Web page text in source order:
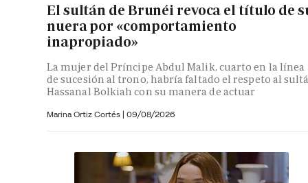
El sultán de Brunéi revoca el título de
nuera por «comportamiento
inapropiado»
La mujer del Príncipe Abdul Malik, cuarto en la línea
de sucesión al trono, habría faltado el respeto al
Hassanal Bolkiah con su manera de actuar
Marina Ortiz Cortés | 09/08/2026